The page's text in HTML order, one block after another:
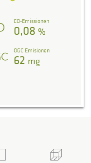
CO-Emissionen
0,08 %
OGC Emisionen
62 mg